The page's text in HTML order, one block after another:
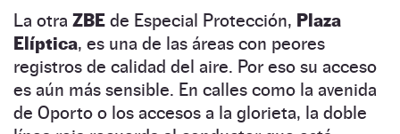
La otra ZBE de Especial Protección, Plaza
Elíptica, es una de las áreas con peores
registros de calidad del aire. Por eso su acceso
es aún más sensible. En calles como la avenida
de Oporto o los accesos a la glorieta, la doble